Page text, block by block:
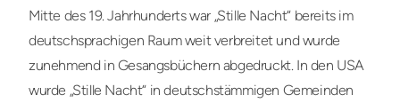
Mitte des 19. Jahrhunderts war „Stille Nacht“ bereits im
deutschsprachigen Raum weit verbreitet und wurde
zunehmend in Gesangsbüchern abgedruckt. In den USA
wurde „Stille Nacht“ in deutschstämmigen Gemeinden